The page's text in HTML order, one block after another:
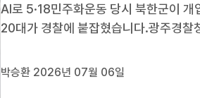
AI로 5·18민주화운동 당시 북한군이
20대가 경찰에 붙잡혔습니다.광주경찰
짜 신문 기사를 만들어 최초 제작해 유
박승환 2026년 07월 06일